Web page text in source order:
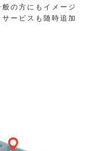
の方にもイメージ
ービスも随時追加